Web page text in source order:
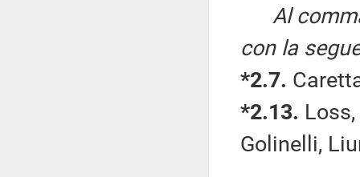
Al
con la
*2.7.
*2.13.
Golinelli,